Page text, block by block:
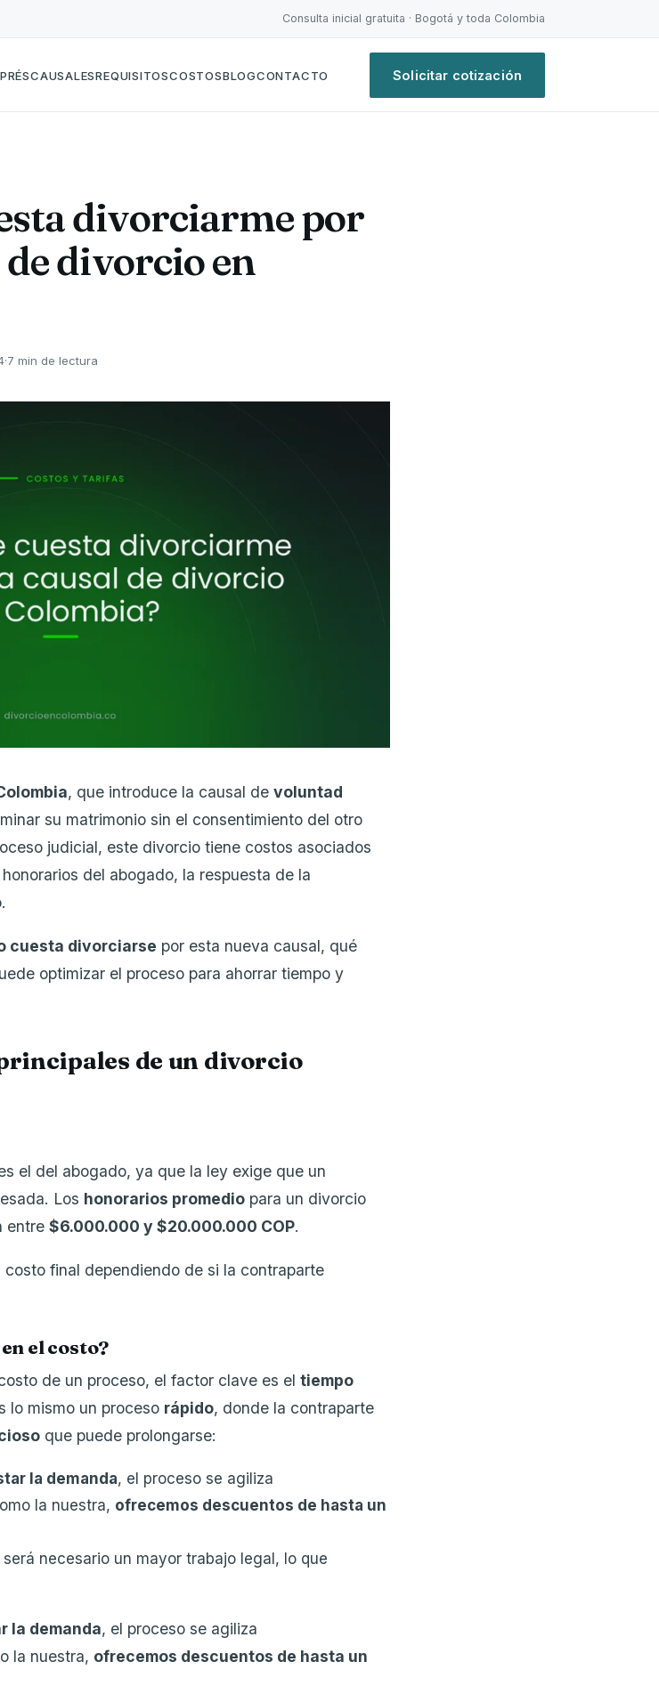
Consulta inicial gratuita · Bogotá y toda Colombia
CAUSALESREQUISITOSCOSTOSBLOGCONTACTO Solicitar cotización
divorciarme por
divorcio en
·7 min de lectura
, que introduce la causal de voluntad
su matrimonio sin el consentimiento del otro
judicial, este divorcio tiene costos asociados
del abogado, la respuesta de la
cuesta divorciarse por esta nueva causal, qué
optimizar el proceso para ahorrar tiempo y
de un divorcio
el del abogado, ya que la ley exige que un
Los honorarios promedio para un divorcio
entre $6.000.000 y $20.000.000 COP.
costo final dependiendo de si la contraparte
el costo?
de un proceso, el factor clave es el tiempo
lo mismo un proceso rápido, donde la contraparte
que puede prolongarse:
la demanda, el proceso se agiliza
la nuestra, ofrecemos descuentos de hasta un
necesario un mayor trabajo legal, lo que
la demanda, el proceso se agiliza
la nuestra, ofrecemos descuentos de hasta un